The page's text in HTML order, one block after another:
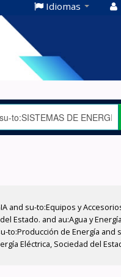
Idiomas
and su-to:Equipos y
Estado. and au:Agua y
to:Producción de Energía and
Eléctrica, Sociedad del